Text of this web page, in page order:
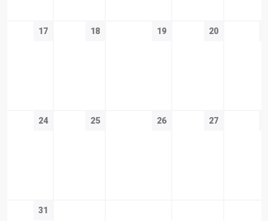
17 18 19 20
24 25 26 27
31